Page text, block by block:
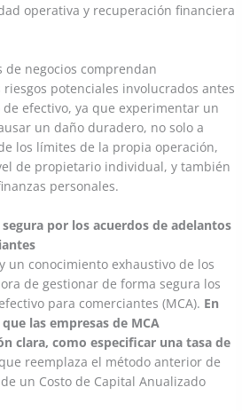
operativa y recuperación financiera
de negocios comprendan
potenciales involucrados antes
efectivo, ya que experimentar un
un daño duradero, no solo a
los límites de la propia operación,
de propietario individual, y también
personales.
por los acuerdos de adelantos
un conocimiento exhaustivo de los
de gestionar de forma segura los
para comerciantes (MCA). En
las empresas de MCA
clara, como especificar una tasa de
reemplaza el método anterior de
un Costo de Capital Anualizado